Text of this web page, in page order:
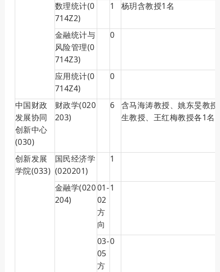
数理统计(0
714Z2)
1 杨玥含教授1名
金融统计与
风险管理(0
714Z3)
0
应用统计(0
714Z4)
0
中国财政
发展协同
创新中心
(030)
财政学(020
203)
6
含马海涛教授、姚东旻教
生教授、王红梅教授各1名
创新发展
学院(033)
国民经济学
(020201)
1
金融学(020
204)
01-
02
方
向
1
03-
05
方
0